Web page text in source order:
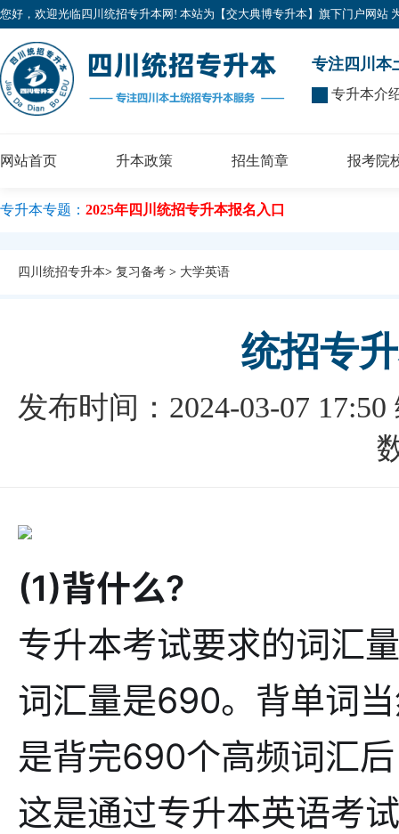
您好，欢迎光临四川统招专升本网! 本站为【交大典博专升本】旗下门户网站
专注四川本
专升本介
网站首页 升本政策 招生简章 报考院
专升本专题： 2025年四川统招专升本报名入口
四川统招专升本> 复习备考 > 大学英语
统招专
发布时间：2024-03-07 17:50
(1)背什么?
专升本考试要求的词汇
词汇量是690。背单词
是背完690个高频词汇
这是通过专升本英语考